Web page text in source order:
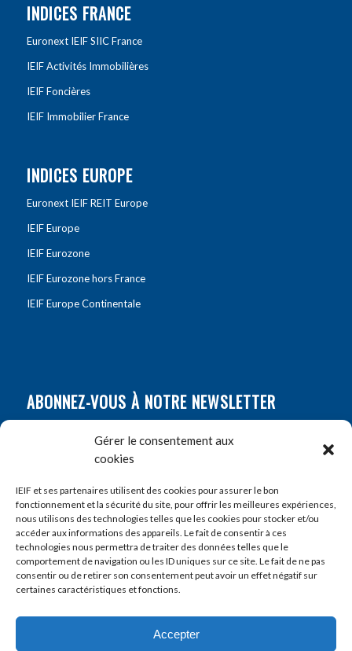
Gérer le consentement aux
cookies
IEIF et ses partenaires utilisent des cookies pour assurer le bon
fonctionnement et la sécurité du site, pour offrir les meilleures expériences,
nous utilisons des technologies telles que les cookies pour stocker et/ou
accéder aux informations des appareils. Le fait de consentir à ces
technologies nous permettra de traiter des données telles que le
comportement de navigation ou les ID uniques sur ce site. Le fait de ne pas
consentir ou de retirer son consentement peut avoir un effet négatif sur
certaines caractéristiques et fonctions.
Accepter
INDICES FRANCE
Euronext IEIF SIIC France
IEIF Activités Immobilières
IEIF Foncières
IEIF Immobilier France
INDICES EUROPE
Euronext IEIF REIT Europe
IEIF Europe
IEIF Eurozone
IEIF Eurozone hors France
IEIF Europe Continentale
ABONNEZ-VOUS À NOTRE NEWSLETTER
Prénom*
E-mail*